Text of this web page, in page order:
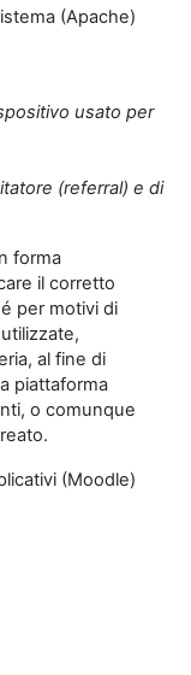
(Apache)
usato per
(referral) e di
forma
il corretto
per motivi di
al fine di
piattaforma
o comunque
(Moodle)